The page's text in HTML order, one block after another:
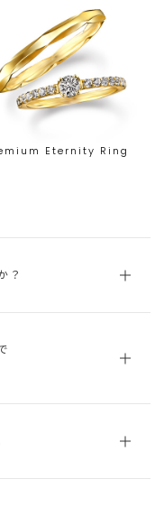
Eternity Ring
？